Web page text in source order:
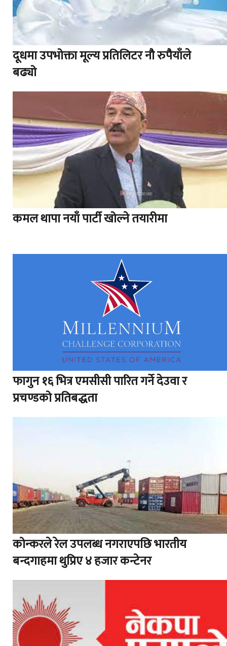
दूधमा उपभोक्ता मूल्य प्रतिलिटर नौ रुपैयाँले
बढ्यो
कमल थापा नयाँ पार्टी खोल्ने तयारीमा
फागुन १६ भित्र एमसीसी पारित गर्ने देउवा र
प्रचण्डको प्रतिबद्धता
कोन्करले रेल उपलब्ध नगराएपछि भारतीय
बन्दगाहमा थुप्रिए ४ हजार कन्टेनर